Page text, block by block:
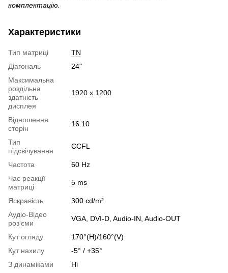
комплектацію.
Характеристики
Тип матриці
TN
Діагональ
24"
Максимальна
роздільна
здатність
дисплея
1920 x 1200
Відношення
сторін
16:10
Тип
підсвічування
CCFL
Частота
60 Hz
Час реакції
матриці
5 ms
Яскравість
300 cd/m²
Аудіо-Відео
роз'єми
VGA, DVI-D, Audio-IN, Audio-OUT
Кут огляду
170°(H)/160°(V)
Кут нахилу
-5° / +35°
З динаміками
Ні